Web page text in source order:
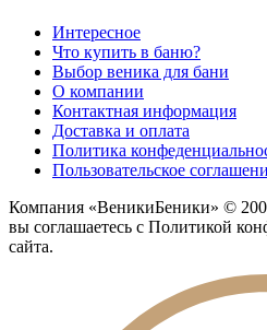
Интересное
Что купить в баню?
Выбор веника для бани
О компании
Контактная информация
Доставка и оплата
Политика
Пользовательское
Компания «ВеникиБеники» ©
вы соглашаетесь с Политикой
сайта.